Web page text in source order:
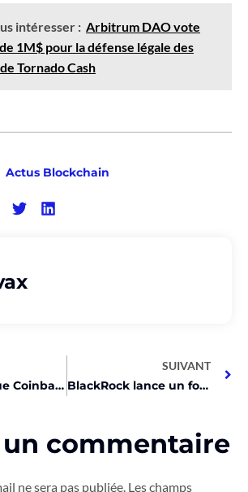
intéresser : Arbitrum DAO vote
1M$ pour la défense légale des
Tornado Cash
Actus Blockchain
Citron attaque Coinbase après une panne! Découvrez pourquoi!
SUIVANT
BlackRock lance un fonds miroir BTC au Brésil ! Détails ici!
un commentaire
ne sera pas publiée. Les champs